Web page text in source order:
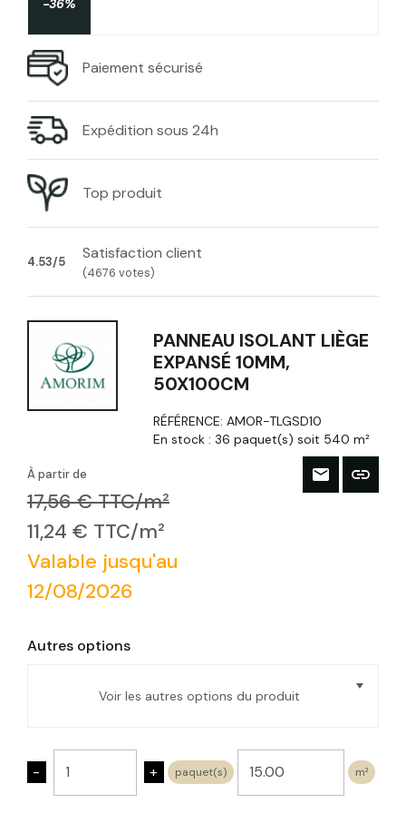
-36%
Paiement sécurisé
Expédition sous 24h
Top produit
4.53/5 Satisfaction client
(4676 votes)
PANNEAU ISOLANT LIÈGE
EXPANSÉ 10MM,
50X100CM
RÉFÉRENCE:AMOR-TLGSD10
En stock :36 paquet(s) soit 540 m²
À partir de
17,56 € TTC/m²
11,24 € TTC/m²
Valable jusqu'au
12/08/2026
Autres options
Voir les autres options du produit
Panneau isolant liège expansé 10mm,
50X100cm
- + paquet(s) m²